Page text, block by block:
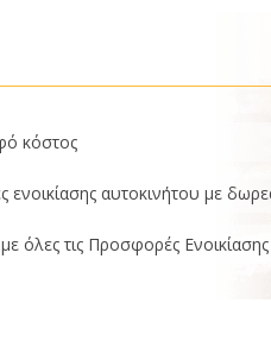
κόστος
αυτοκινήτου με
όλες τις Προσφορές